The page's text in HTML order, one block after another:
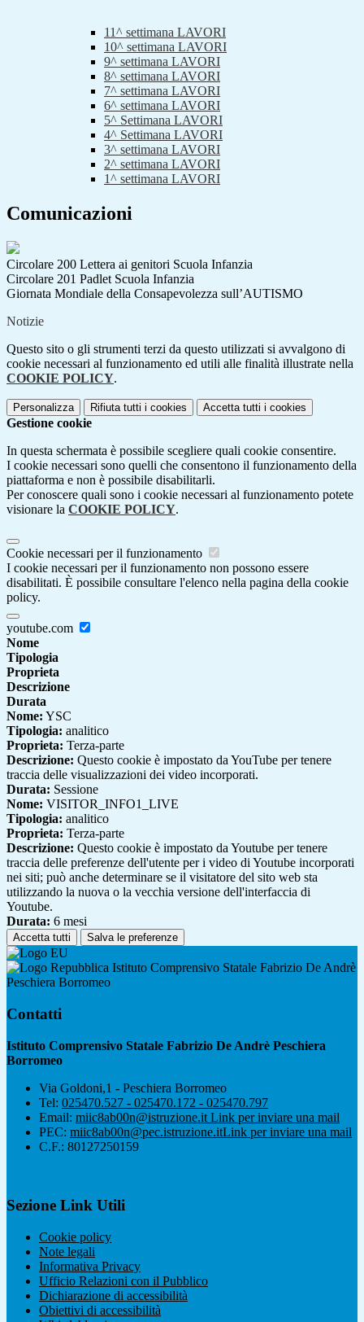
11^ settimana LAVORI
10^ settimana LAVORI
9^ settimana LAVORI
8^ settimana LAVORI
7^ settimana LAVORI
6^ settimana LAVORI
5^ Settimana LAVORI
4^ Settimana LAVORI
3^ settimana LAVORI
2^ settimana LAVORI
1^ settimana LAVORI
Comunicazioni
Circolare 200 Lettera ai genitori Scuola Infanzia
Circolare 201 Padlet Scuola Infanzia
Giornata Mondiale della Consapevolezza sull’AUTISMO
Notizie
Questo sito o gli strumenti terzi da questo utilizzati si avvalgono di
cookie necessari al funzionamento ed utili alle finalità illustrate nella
COOKIE POLICY.
Personalizza Rifiuta tutti i cookies Accetta tutti i cookies
Gestione cookie
In questa schermata è possibile scegliere quali cookie consentire.
I cookie necessari sono quelli che consentono il funzionamento della
piattaforma e non è possibile disabilitarli.
Per conoscere quali sono i cookie necessari al funzionamento potete
visionare la COOKIE POLICY.
Cookie necessari per il funzionamento
I cookie necessari per il funzionamento non possono essere
disabilitati. È possibile consultare l'elenco nella pagina della cookie
policy.
youtube.com
Nome
Tipologia
Proprieta
Descrizione
Durata
Nome: YSC
Tipologia: analitico
Proprieta: Terza-parte
Descrizione: Questo cookie è impostato da YouTube per tenere
traccia delle visualizzazioni dei video incorporati.
Durata: Sessione
Nome: VISITOR_INFO1_LIVE
Tipologia: analitico
Proprieta: Terza-parte
Descrizione: Questo cookie è impostato da Youtube per tenere
traccia delle preferenze dell'utente per i video di Youtube incorporati
nei siti; può anche determinare se il visitatore del sito web sta
utilizzando la nuova o la vecchia versione dell'interfaccia di
Youtube.
Durata: 6 mesi
Accetta tutti Salva le preferenze
Istituto Comprensivo Statale Fabrizio De Andrè
Peschiera Borromeo
Contatti
Istituto Comprensivo Statale Fabrizio De Andrè Peschiera
Borromeo
Via Goldoni,1 - Peschiera Borromeo
Tel: 025470.527 - 025470.172 - 025470.797
Email: miic8ab00n@istruzione.it Link per inviare una mail
PEC: miic8ab00n@pec.istruzione.itLink per inviare una mail
C.F.: 80127250159
Sezione Link Utili
Cookie policy
Note legali
Informativa Privacy
Ufficio Relazioni con il Pubblico
Dichiarazione di accessibilità
Obiettivi di accessibilità